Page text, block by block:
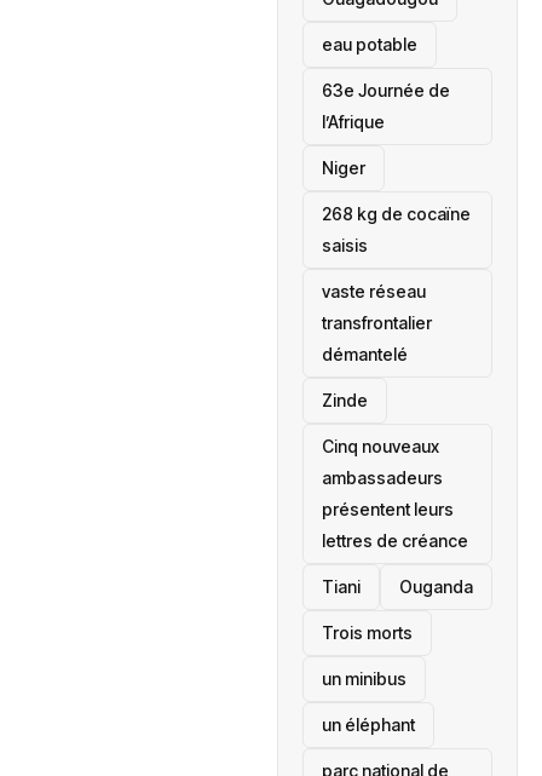
eau potable
63e Journée de
l’Afrique
‎Niger
268 kg de cocaïne
saisis
vaste réseau
transfrontalier
démantelé
Zinde
Cinq nouveaux
ambassadeurs
présentent leurs
lettres de créance
Tiani ‎Ouganda
Trois morts
un minibus
un éléphant
parc national de